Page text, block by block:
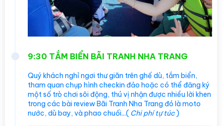
9:30 TẮM BIỂN BÃI TRANH NHA TRANG
Quý khách nghỉ ngơi thư giãn trên ghế dù, tắm biển,
tham quan chụp hình checkin đảo hoặc có thể đăng ký
một số trò chơi sôi động, thú vị nhận được nhiều lời khen
trong các bài review Bãi Tranh Nha Trang đó là moto
nước, dù bay, và phao chuối...( Chi phí tự túc)